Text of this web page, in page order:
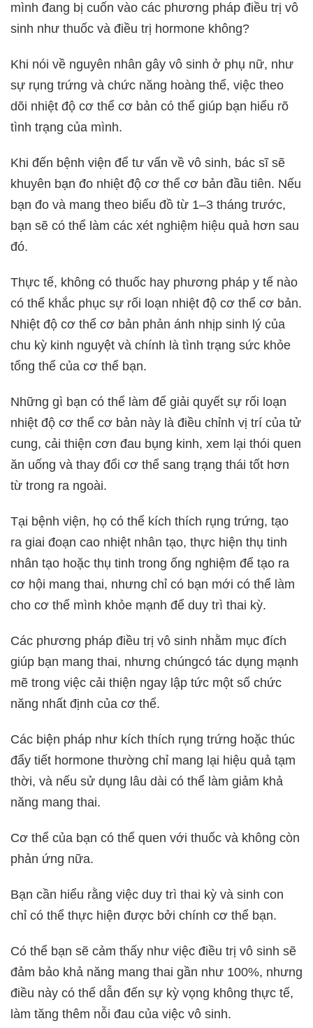
mình đang bị cuốn vào các phương pháp điều trị vô
sinh như thuốc và điều trị hormone không?
Khi nói về nguyên nhân gây vô sinh ở phụ nữ, như
sự rụng trứng và chức năng hoàng thể, việc theo
dõi nhiệt độ cơ thể cơ bản có thể giúp bạn hiểu rõ
tình trạng của mình.
Khi đến bệnh viện để tư vấn về vô sinh, bác sĩ sẽ
khuyên bạn đo nhiệt độ cơ thể cơ bản đầu tiên. Nếu
bạn đo và mang theo biểu đồ từ 1–3 tháng trước,
bạn sẽ có thể làm các xét nghiệm hiệu quả hơn sau
đó.
Thực tế, không có thuốc hay phương pháp y tế nào
có thể khắc phục sự rối loạn nhiệt độ cơ thể cơ bản.
Nhiệt độ cơ thể cơ bản phản ánh nhịp sinh lý của
chu kỳ kinh nguyệt và chính là tình trạng sức khỏe
tổng thể của cơ thể bạn.
Những gì bạn có thể làm để giải quyết sự rối loạn
nhiệt độ cơ thể cơ bản này là điều chỉnh vị trí của tử
cung, cải thiện cơn đau bụng kinh, xem lại thói quen
ăn uống và thay đổi cơ thể sang trạng thái tốt hơn
từ trong ra ngoài.
Tại bệnh viện, họ có thể kích thích rụng trứng, tạo
ra giai đoạn cao nhiệt nhân tạo, thực hiện thụ tinh
nhân tạo hoặc thụ tinh trong ống nghiệm để tạo ra
cơ hội mang thai, nhưng chỉ có bạn mới có thể làm
cho cơ thể mình khỏe mạnh để duy trì thai kỳ.
Các phương pháp điều trị vô sinh nhằm mục đích
giúp bạn mang thai, nhưng chúngcó tác dụng mạnh
mẽ trong việc cải thiện ngay lập tức một số chức
năng nhất định của cơ thể.
Các biện pháp như kích thích rụng trứng hoặc thúc
đẩy tiết hormone thường chỉ mang lại hiệu quả tạm
thời, và nếu sử dụng lâu dài có thể làm giảm khả
năng mang thai.
Cơ thể của bạn có thể quen với thuốc và không còn
phản ứng nữa.
Bạn cần hiểu rằng việc duy trì thai kỳ và sinh con
chỉ có thể thực hiện được bởi chính cơ thể bạn.
Có thể bạn sẽ cảm thấy như việc điều trị vô sinh sẽ
đảm bảo khả năng mang thai gần như 100%, nhưng
điều này có thể dẫn đến sự kỳ vọng không thực tế,
làm tăng thêm nỗi đau của việc vô sinh.